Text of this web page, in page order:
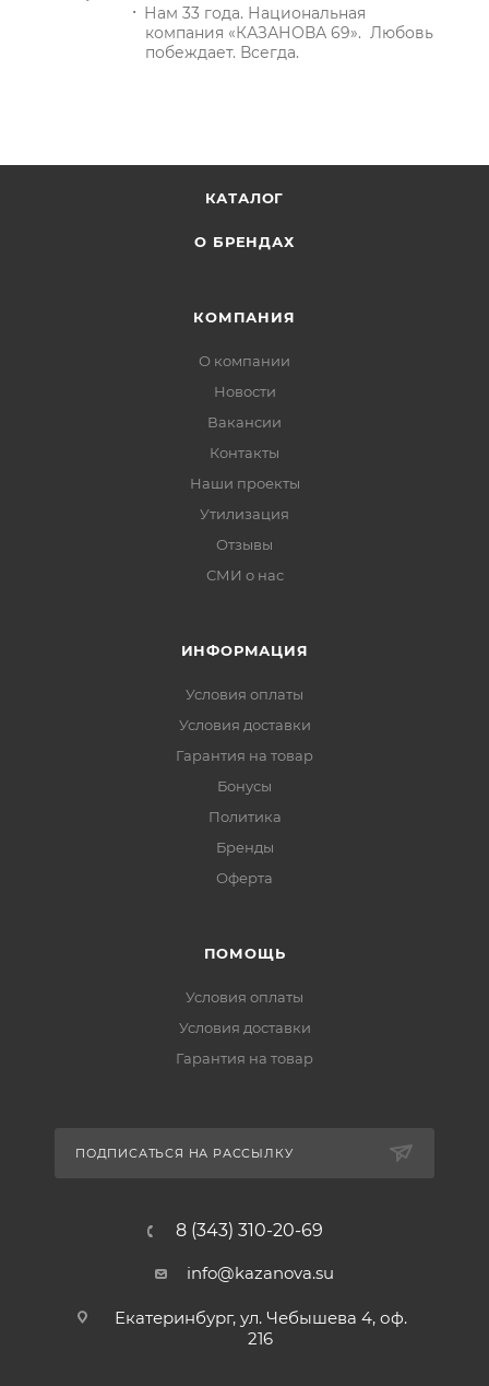
Нам 33 года. Национальная
компания «КАЗАНОВА 69». Любовь
побеждает. Всегда.
КАТАЛОГ
О БРЕНДАХ
КОМПАНИЯ
О компании
Новости
Вакансии
Контакты
Наши проекты
Утилизация
Отзывы
СМИ о нас
ИНФОРМАЦИЯ
Условия оплаты
Условия доставки
Гарантия на товар
Бонусы
Политика
Бренды
Оферта
ПОМОЩЬ
Условия оплаты
Условия доставки
Гарантия на товар
ПОДПИСАТЬСЯ НА РАССЫЛКУ
8 (343) 310-20-69
info@kazanova.su
Екатеринбург, ул. Чебышева 4, оф.
216